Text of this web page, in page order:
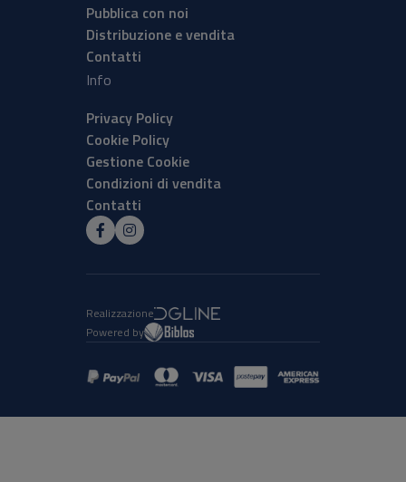
Pubblica con noi
Distribuzione e vendita
Contatti
Info
Privacy Policy
Cookie Policy
Gestione Cookie
Condizioni di vendita
Contatti
Realizzazione
Powered by